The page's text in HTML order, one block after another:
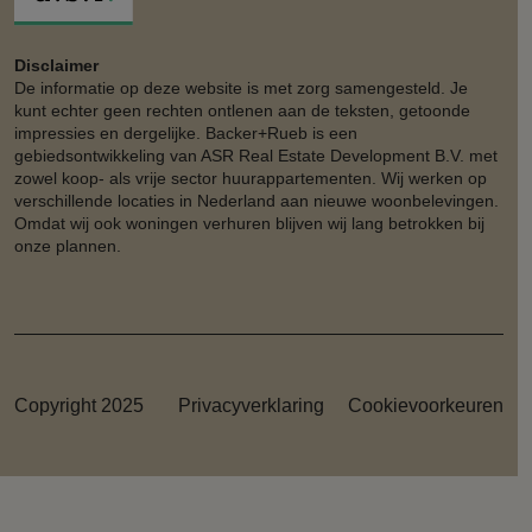
Disclaimer
De informatie op deze website is met zorg samengesteld. Je
kunt echter geen rechten ontlenen aan de teksten, getoonde
impressies en dergelijke. Backer+Rueb is een
gebiedsontwikkeling van ASR Real Estate Development B.V. met
zowel koop- als vrije sector huurappartementen. Wij werken op
verschillende locaties in Nederland aan nieuwe woonbelevingen.
Omdat wij ook woningen verhuren blijven wij lang betrokken bij
onze plannen.
Copyright 2025 Privacyverklaring Cookievoorkeuren